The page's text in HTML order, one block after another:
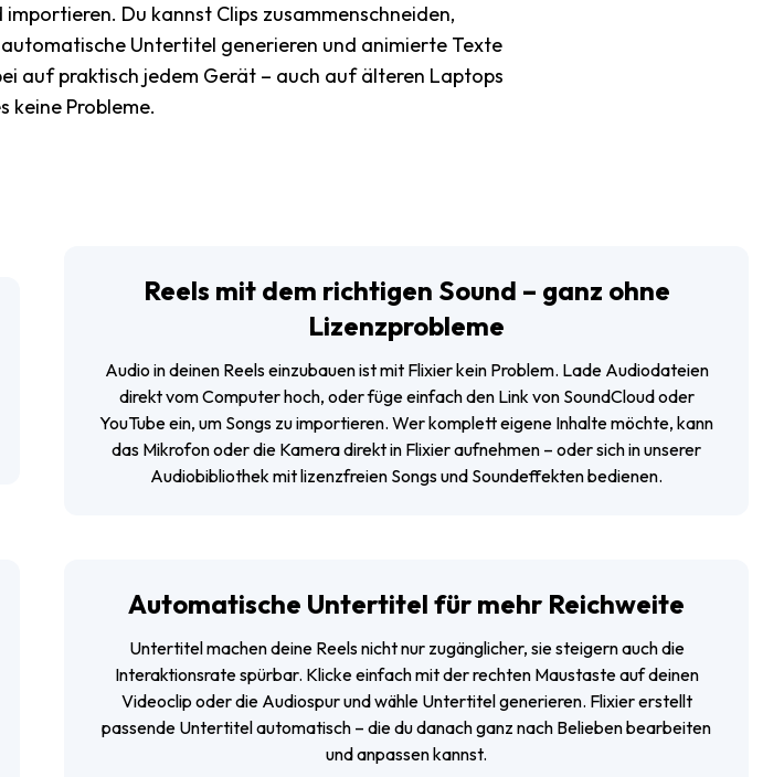
Du kannst Clips zusammenschneiden,
Untertitel generieren und animierte Texte
auf praktisch jedem Gerät – auch auf älteren Laptops
keine Probleme.
Reels mit dem richtigen Sound – ganz ohne
Lizenzprobleme
Audio in deinen Reels einzubauen ist mit Flixier kein Problem. Lade Audiodateien
direkt vom Computer hoch, oder füge einfach den Link von SoundCloud oder
YouTube ein, um Songs zu importieren. Wer komplett eigene Inhalte möchte, kann
das Mikrofon oder die Kamera direkt in Flixier aufnehmen – oder sich in unserer
Audiobibliothek mit lizenzfreien Songs und Soundeffekten bedienen.
Automatische Untertitel für mehr Reichweite
Untertitel machen deine Reels nicht nur zugänglicher, sie steigern auch die
Interaktionsrate spürbar. Klicke einfach mit der rechten Maustaste auf deinen
Videoclip oder die Audiospur und wähle Untertitel generieren. Flixier erstellt
passende Untertitel automatisch – die du danach ganz nach Belieben bearbeiten
und anpassen kannst.